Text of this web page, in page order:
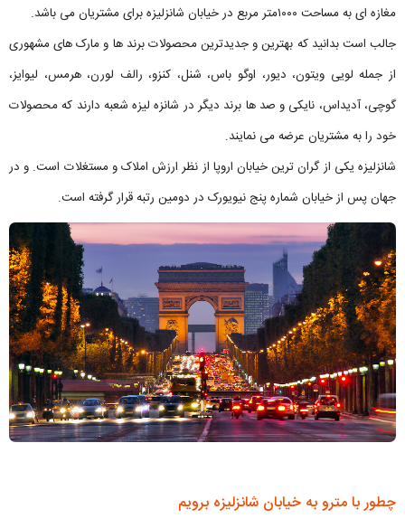
مغازه ای به مساحت ۱۰۰۰متر مربع در خیابان شانزلیزه برای مشتریان می باشد.
جالب است بدانید که بهترین و جدیدترین محصولات برند ها و مارک های مشهوری
از جمله لویی ویتون، دیور، اوگو باس، شنل، کنزو، رالف لورن، هرمس، لیوایز،
گوچی، آدیداس، نایکی و صد ها برند دیگر در شانزه لیزه شعبه دارند که محصولات
خود را به مشتریان عرضه می نمایند.
شانزلیزه یکی از گران ‌ترین خیابان اروپا از نظر ارزش املاک و مستغلات است. و در
جهان پس از خیابان شماره پنج نیویورک در دومین رتبه قرار گرفته است.
چطور با مترو به خیابان شانزلیزه برویم